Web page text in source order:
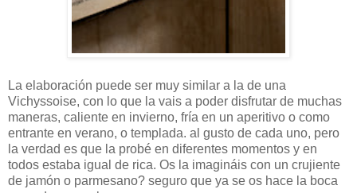
La elaboración puede ser muy similar a la de una
Vichyssoise, con lo que la vais a poder disfrutar de muchas
maneras, caliente en invierno, fría en un aperitivo o como
entrante en verano, o templada. al gusto de cada uno, pero
la verdad es que la probé en diferentes momentos y en
todos estaba igual de rica. Os la imagináis con un crujiente
de jamón o parmesano? seguro que ya se os hace la boca